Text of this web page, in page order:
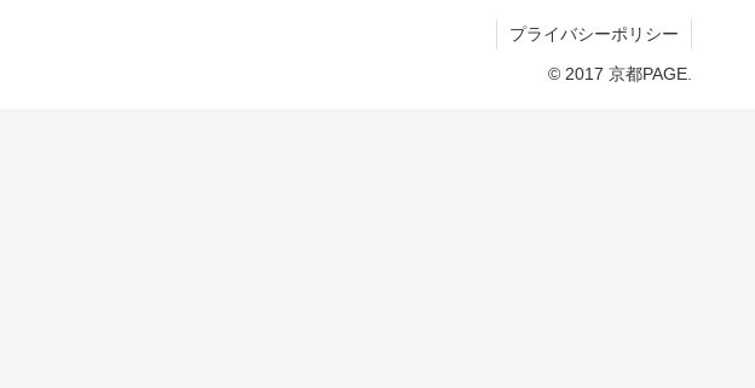
プライバシーポリシー
© 2017 京都PAGE.